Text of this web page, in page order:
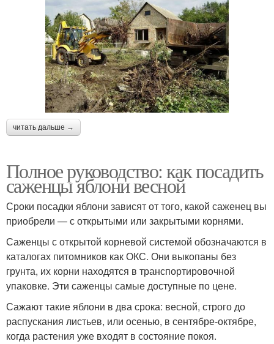
читать дальше →
Полное руководство: как посадить
саженцы яблони весной
Сроки посадки яблони зависят от того, какой саженец вы
приобрели — с открытыми или закрытыми корнями.
Саженцы с открытой корневой системой обозначаются в
каталогах питомников как ОКС. Они выкопаны без
грунта, их корни находятся в транспортировочной
упаковке. Эти саженцы самые доступные по цене.
Сажают такие яблони в два срока: весной, строго до
распускания листьев, или осенью, в сентябре-октябре,
когда растения уже входят в состояние покоя.